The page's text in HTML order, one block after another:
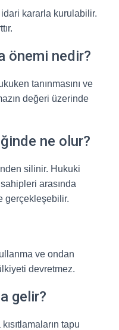
kararla kurulabilir.
önemi nedir?
tanınmasını ve
değeri üzerinde
ne olur?
silinir. Hukuki
arasında
gerçekleşebilir.
ve ondan
devretmez.
gelir?
tapu